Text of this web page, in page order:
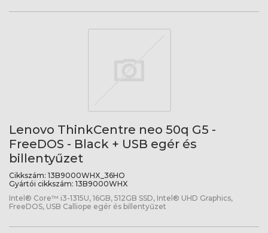
Lenovo ThinkCentre neo 50q G5 -
FreeDOS - Black + USB egér és
billentyűzet
Cikkszám: 13B9000WHX_36HO
Gyártói cikkszám: 13B9000WHX
Intel® Core™ i3-1315U, 16GB, 512GB SSD, Intel® UHD Graphics,
FreeDOS, USB Calliope egér és billentyűzet